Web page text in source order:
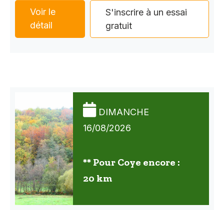
Voir le
détail
S'inscrire à un essai
gratuit
DIMANCHE
16/08/2026
** Pour Coye encore :
20 km